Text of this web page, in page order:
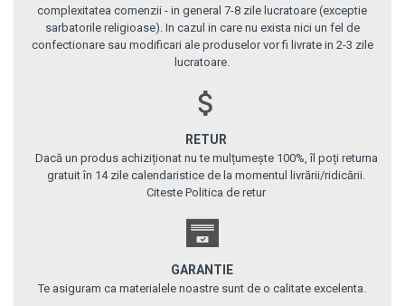
complexitatea comenzii - in general 7-8 zile lucratoare (exceptie
sarbatorile religioase). In cazul in care nu exista nici un fel de
confectionare sau modificari ale produselor vor fi livrate in 2-3 zile
lucratoare.
RETUR
Dacă un produs achiziționat nu te mulțumește 100%, îl poți returna
gratuit în 14 zile calendaristice de la momentul livrării/ridicării.
Citeste Politica de retur
GARANTIE
Te asiguram ca materialele noastre sunt de o calitate excelenta.